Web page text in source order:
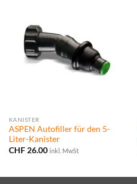
KANISTER
ASPEN Autofiller für den 5-
Liter-Kanister
CHF26.00 inkl. MwSt